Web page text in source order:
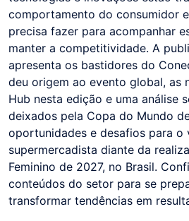
comportamento do consumidor
precisa fazer para acompanhar
manter a competitividade. A
apresenta os bastidores do
deu origem ao evento global, as
Hub nesta edição e uma análise
deixados pela Copa do Mundo
oportunidades e desafios para o
supermercadista diante da
Feminino de 2027, no Brasil.
conteúdos do setor para se
transformar tendências em